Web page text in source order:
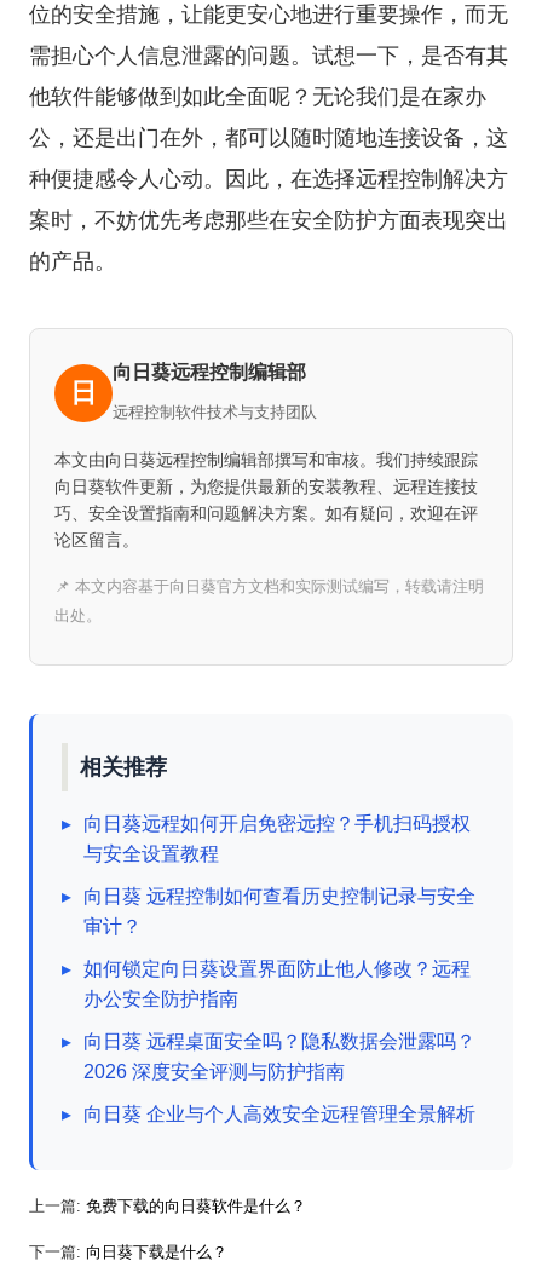
位的安全措施，让能更安心地进行重要操作，而无
需担心个人信息泄露的问题。试想一下，是否有其
他软件能够做到如此全面呢？无论我们是在家办
公，还是出门在外，都可以随时随地连接设备，这
种便捷感令人心动。因此，在选择远程控制解决方
案时，不妨优先考虑那些在安全防护方面表现突出
的产品。
日
向日葵远程控制编辑部
远程控制软件技术与支持团队
本文由向日葵远程控制编辑部撰写和审核。我们持续跟踪
向日葵软件更新，为您提供最新的安装教程、远程连接技
巧、安全设置指南和问题解决方案。如有疑问，欢迎在评
论区留言。
📌 本文内容基于向日葵官方文档和实际测试编写，转载请注明
出处。
相关推荐
▸
向日葵远程如何开启免密远控？手机扫码授权
与安全设置教程
▸
向日葵 远程控制如何查看历史控制记录与安全
审计？
▸ 如何锁定向日葵设置界面防止他人修改？远程
办公安全防护指南
▸
向日葵 远程桌面安全吗？隐私数据会泄露吗？
2026 深度安全评测与防护指南
▸ 向日葵 企业与个人高效安全远程管理全景解析
上一篇: 免费下载的向日葵软件是什么？
下一篇: 向日葵下载是什么？